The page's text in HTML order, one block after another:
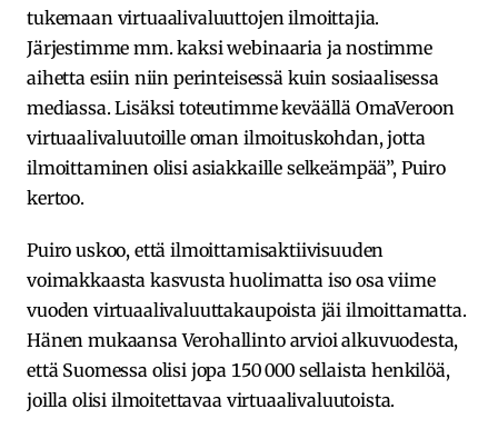
tukemaan virtuaalivaluuttojen ilmoittajia.
Järjestimme mm. kaksi webinaaria ja nostimme
aihetta esiin niin perinteisessä kuin sosiaalisessa
mediassa. Lisäksi toteutimme keväällä OmaVeroon
virtuaalivaluutoille oman ilmoituskohdan, jotta
ilmoittaminen olisi asiakkaille selkeämpää”, Puiro
kertoo.
Puiro uskoo, että ilmoittamisaktiivisuuden
voimakkaasta kasvusta huolimatta iso osa viime
vuoden virtuaalivaluuttakaupoista jäi ilmoittamatta.
Hänen mukaansa Verohallinto arvioi alkuvuodesta,
että Suomessa olisi jopa 150 000 sellaista henkilöä,
joilla olisi ilmoitettavaa virtuaalivaluutoista.